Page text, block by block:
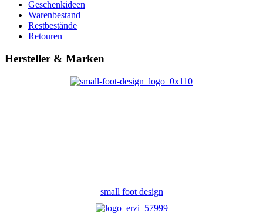
Geschenkideen
Warenbestand
Restbestände
Retouren
Hersteller & Marken
small foot design